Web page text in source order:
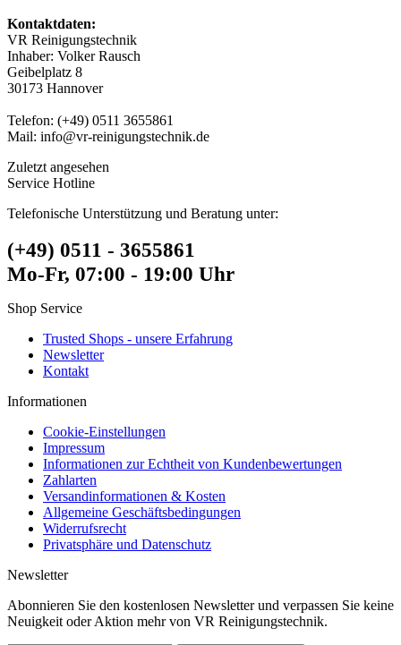
Kontaktdaten:
VR Reinigungstechnik
Inhaber: Volker Rausch
Geibelplatz 8
30173 Hannover
Telefon: (+49) 0511 3655861
Mail: info@vr-reinigungstechnik.de
Zuletzt angesehen
Service Hotline
Telefonische Unterstützung und Beratung unter:
(+49) 0511 - 3655861
Mo-Fr, 07:00 - 19:00 Uhr
Shop Service
Trusted Shops - unsere Erfahrung
Newsletter
Kontakt
Informationen
Cookie-Einstellungen
Impressum
Informationen zur Echtheit von Kundenbewertungen
Zahlarten
Versandinformationen & Kosten
Allgemeine Geschäftsbedingungen
Widerrufsrecht
Privatsphäre und Datenschutz
Newsletter
Abonnieren Sie den kostenlosen Newsletter und verpassen Sie keine
Neuigkeit oder Aktion mehr von VR Reinigungstechnik.